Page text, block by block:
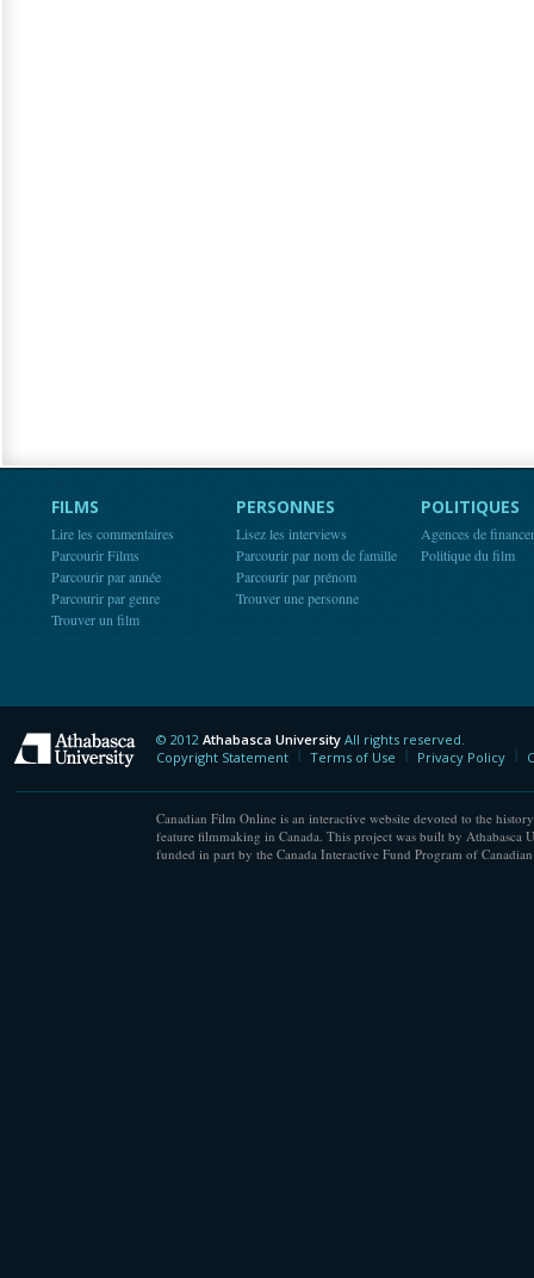
FILMS
Lire les commentaires
Parcourir Films
Parcourir par année
Parcourir par genre
Trouver un film
PERSONNES
Lisez les interviews
Parcourir par nom de famille
Parcourir par prénom
Trouver une personne
POLITIQUES
Agences de
Politique du film
Athabasca University
© 2012 Athabasca University All rights reserved.
Copyright Statement
Terms of Use Privacy Policy
Canadian Film Online is an interactive website devoted to the
feature filmmaking in Canada. This project was built by Athabasca
funded in part by the Canada Interactive Fund Program of